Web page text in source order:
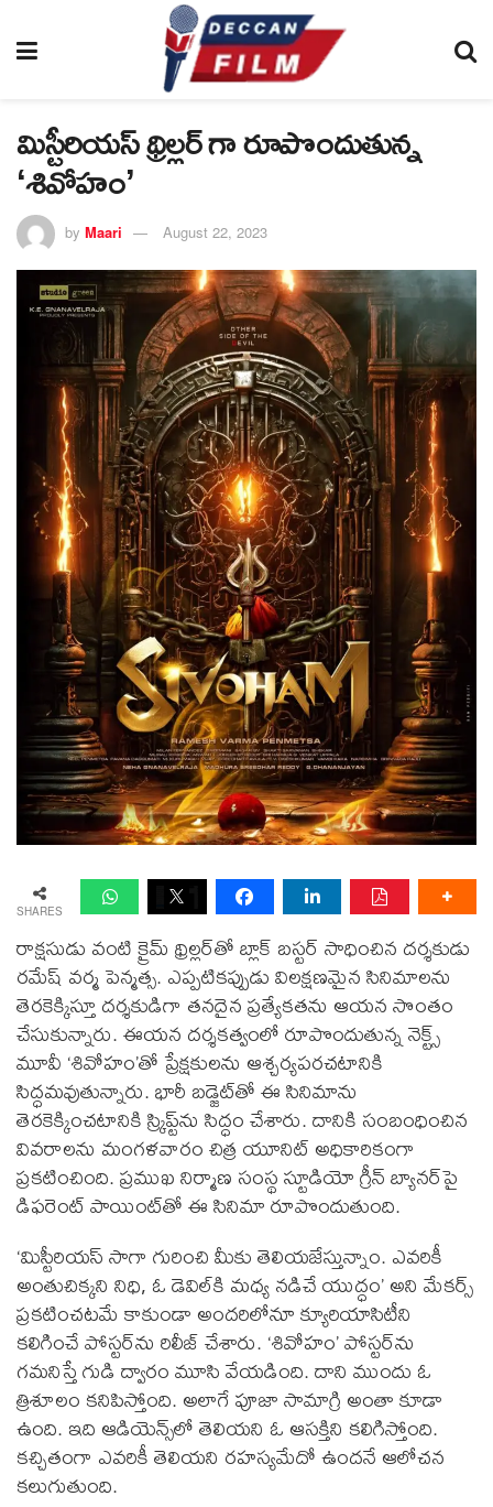
మిస్టీరియ‌స్ థ్రిల్ల‌ర్ గా రూపొందుతున్న
‘శివోహం’
by Maari August 22, 2023
SHARES
రాక్ష‌సుడు వంటి క్రైమ్ థ్రిల్ల‌ర్‌తో బ్లాక్ బ‌స్ట‌ర్ సాధించిన ద‌ర్శ‌కుడు
ర‌మేష్ వ‌ర్మ పెన్మ‌త్స‌. ఎప్పటిక‌ప్పుడు విల‌క్ష‌ణ‌మైన సినిమాల‌ను
తెర‌కెక్కిస్తూ ద‌ర్శ‌కుడిగా త‌న‌దైన ప్ర‌త్యేక‌త‌ను ఆయ‌న సొంతం
చేసుకున్నారు. ఈయ‌న ద‌ర్శ‌క‌త్వంలో రూపొందుతున్న నెక్ట్స్
మూవీ ‘శివోహం’తో ప్రేక్ష‌కుల‌ను ఆశ్చ‌ర్య‌ప‌ర‌చ‌టానికి
సిద్ధ‌మ‌వుతున్నారు. భారీ బ‌డ్జెట్‌తో ఈ సినిమాను
తెర‌కెక్కించ‌టానికి స్క్రిప్ట్‌ను సిద్ధం చేశారు. దానికి సంబంధించిన
వివరాల‌ను మంగ‌ళ‌వారం చిత్ర యూనిట్ అధికారికంగా
ప్ర‌క‌టించింది. ప్ర‌ముఖ నిర్మాణ సంస్థ స్టూడియో గ్రీన్ బ్యాన‌ర్‌పై
డిఫ‌రెంట్ పాయింట్‌తో ఈ సినిమా రూపొందుతుంది.
‘మిస్టీరియ‌స్ సాగా గురించి మీకు తెలియజేస్తున్నాం. ఎవ‌రికీ
అంతుచిక్క‌ని నిధి, ఓ డెవిల్‌కి మ‌ధ్య న‌డిచే యుద్ధం’ అని మేక‌ర్స్
ప్ర‌క‌టించ‌ట‌మే కాకుండా అంద‌రిలోనూ క్యూరియాసిటీని
క‌లిగించే పోస్ట‌ర్‌ను రిలీజ్ చేశారు. ‘శివోహం’ పోస్ట‌ర్‌ను
గ‌మ‌నిస్తే గుడి ద్వారం మూసి వేయ‌డింది. దాని ముందు ఓ
త్రిశూలం క‌నిపిస్తోంది. అలాగే పూజా సామాగ్రి అంతా కూడా
ఉంది. ఇది ఆడియెన్స్‌లో తెలియ‌ని ఓ ఆస‌క్తిని క‌లిగిస్తోంది.
క‌చ్చితంగా ఎవ‌రికీ తెలియ‌ని ర‌హస్య‌మేదో ఉంద‌నే ఆలోచ‌న
క‌లుగుతుంది.